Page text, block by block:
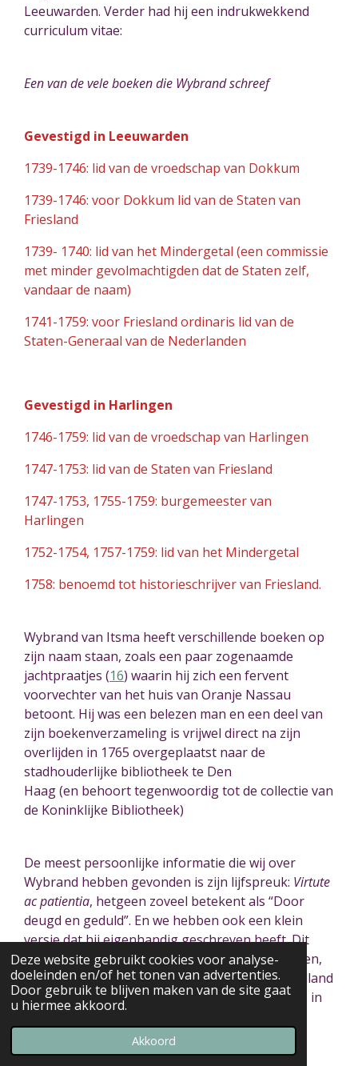
Deze website gebruikt cookies voor analyse-
doeleinden en/of het tonen van advertenties.
Door gebruik te blijven maken van de site gaat
u hiermee akkoord.
Akkoord
Leeuwarden. Verder had hij een indrukwekkend
curriculum vitae:
Een van de vele boeken die Wybrand schreef
Gevestigd in Leeuwarden
1739-1746: lid van de vroedschap van Dokkum
1739-1746: voor Dokkum lid van de Staten van
Friesland
1739- 1740: lid van het Mindergetal (een commissie
met minder gevolmachtigden dat de Staten zelf,
vandaar de naam)
1741-1759: voor Friesland ordinaris lid van de
Staten-Generaal van de Nederlanden
Gevestigd in Harlingen
1746-1759: lid van de vroedschap van Harlingen
1747-1753: lid van de Staten van Friesland
1747-1753, 1755-1759: burgemeester van
Harlingen
1752-1754, 1757-1759: lid van het Mindergetal
1758: benoemd tot historieschrijver van Friesland.
Wybrand van Itsma heeft verschillende boeken op
zijn naam staan, zoals een paar zogenaamde
jachtpraatjes (16) waarin hij zich een fervent
voorvechter van het huis van Oranje Nassau
betoont. Hij was een belezen man en een deel van
zijn boekenverzameling is vrijwel direct na zijn
overlijden in 1765 overgeplaatst naar de
stadhouderlijke bibliotheek te Den
Haag(en behoort tegenwoordig tot de collectie van
de Koninklijke Bibliotheek)
De meest persoonlijke informatie die wij over
Wybrand hebben gevonden is zijn lijfspreuk: Virtute
ac patientia, hetgeen zoveel betekent als “Door
deugd en geduld”. En we hebben ook een klein
versje dat hij eigenhandig geschreven heeft. Dit
gedichtje is bedoeld voor Adriaan van der Mieden,
die raadsheer en president van het Hof van Holland
was. Het versje bestaat uit slechts vier regeltjes in